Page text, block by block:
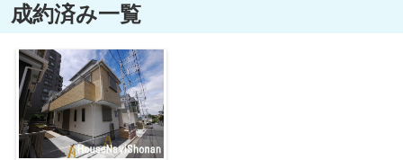
成約済み一覧